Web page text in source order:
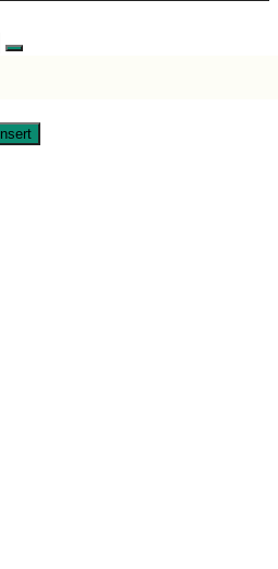
Insert